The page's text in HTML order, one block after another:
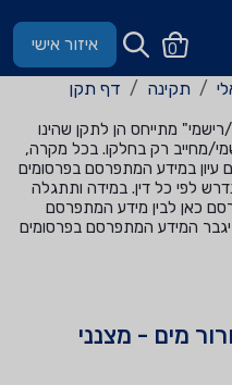
0 איזור אישי
תקינה דף תקן
מתייחס הן לתקן שהינו
מחייב רק בחלקו. בכל מקרה,
עיון במידע המתפרסם בפרסומים
לפי כל דין. במידה ותתגלה
כאן לבין מידע המתפרסם
המידע המתפרסם בפרסומים
מים - מצנני